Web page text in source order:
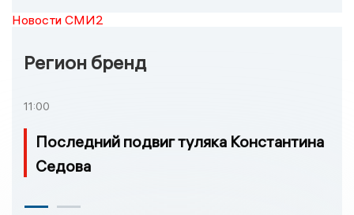
Новости СМИ2
Регион бренд
11:00
Последний подвиг туляка Константина
Седова